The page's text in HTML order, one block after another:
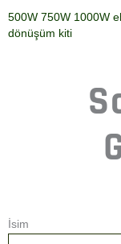
500W 750W 1000W
dönüşüm kiti
İsim